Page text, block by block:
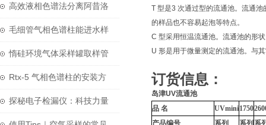
质量的重要工具
高效液相色谱法分离阿昔洛
韦和氢化混合物-Primesep
100
毛细管气相色谱柱能进水样
吗？
惰硅环境气体采样罐取样管
线的选择须知
Rtx-5 气相色谱柱的安装方
法及步骤
探秘电子检漏仪：科技力量
T 型是3 次通过型的流通池。流通
的样品也不容易起泡等特点。
C 型采用恒温流通池。流通池的形
U 形是用于微量测定的流通池。与
订货信息：
岛津UV流通池
品 名
UVmini1750
产品编号
系列 系列 系